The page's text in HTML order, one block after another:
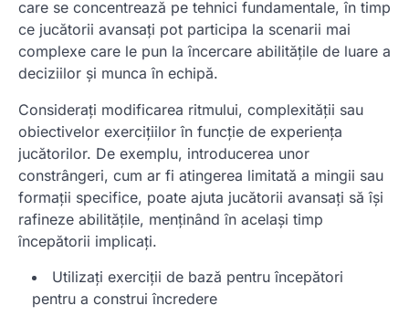
care se concentrează pe tehnici fundamentale, în timp
ce jucătorii avansați pot participa la scenarii mai
complexe care le pun la încercare abilitățile de luare a
deciziilor și munca în echipă.
Considerați modificarea ritmului, complexității sau
obiectivelor exercițiilor în funcție de experiența
jucătorilor. De exemplu, introducerea unor
constrângeri, cum ar fi atingerea limitată a mingii sau
formații specifice, poate ajuta jucătorii avansați să își
rafineze abilitățile, menținând în același timp
începătorii implicați.
Utilizați exerciții de bază pentru începători
pentru a construi încredere